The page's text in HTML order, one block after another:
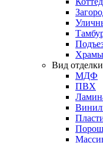
Вид отделки
МДФ
ПВХ